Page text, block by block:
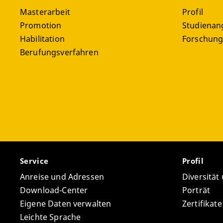
die
Masterarbeit
Promotion
Habilitation
Berufungsverfahren
Profil
Forschung
Service
Anreise und Adressen
Download-Center
Eigene Daten verwalten
Leichte Sprache
Profil
Diversität
Porträt